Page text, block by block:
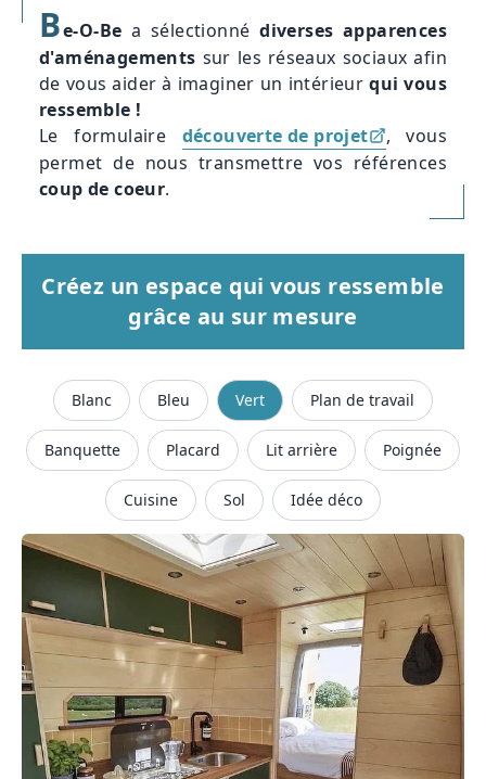
Be-O-Be a sélectionnédiverses apparences
d'aménagements sur les réseaux sociaux afin
de vous aider à imaginer un intérieurqui vous
ressemble !
Le formulaire découverte de projet
, vous
permet de nous transmettre vos références
coup de coeur.
Créez un espace qui vous ressemble
grâce au sur mesure
Blanc Bleu Vert Plan de travail
Banquette Placard Lit arrière Poignée
Cuisine Sol Idée déco